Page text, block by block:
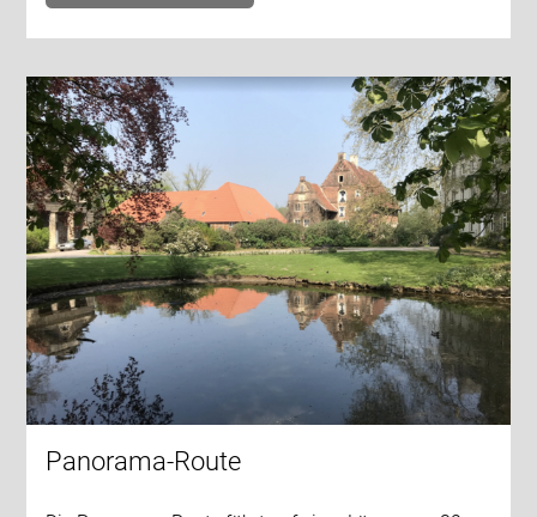
Panorama-Route